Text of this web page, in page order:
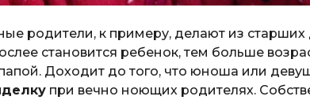
родители, к примеру, делают из старших
становится ребенок, тем больше
Доходит до того, что юноша или
при вечно ноющих родителях.